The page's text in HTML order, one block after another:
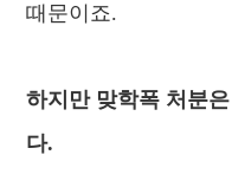
때문이죠.
하지만 맞학폭 처분
다.